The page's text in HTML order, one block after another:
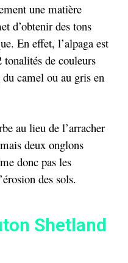
une matière
d’obtenir des tons
En effet, l’alpaga est
de couleurs
camel ou au gris en
au lieu de l’arracher
deux onglons
donc pas les
des sols.
Shetland